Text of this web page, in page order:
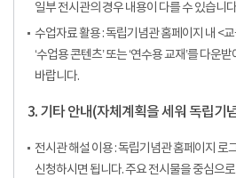
일부 전시관의 경우 내용이 다를 수 있습니
수업자료 활용 : 독립기념관 홈페이지 내 <
‘수업용 콘텐츠’ 또는 ‘연수용 교재’를 다운
바랍니다.
3. 기타 안내(자체계획을 세워 독립기
전시관 해설 이용 : 독립기념관 홈페이지 로
신청하시면 됩니다. 주요 전시물을 중심으